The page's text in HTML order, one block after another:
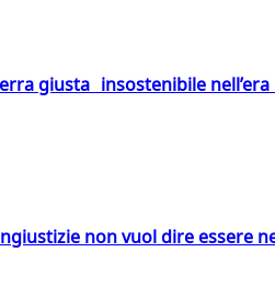
giusta insostenibile nell’era
non vuol dire essere